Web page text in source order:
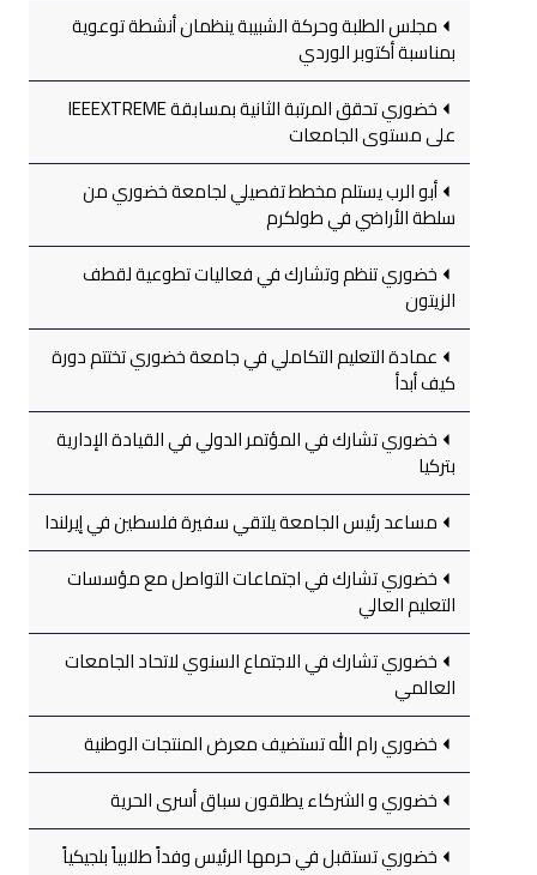
مجلس الطلبة وحركة الشبيبة ينظمان أنشطة توعوية
بمناسبة أكتوبر الوردي
خضوري تحقق المرتبة الثانية بمسابقة IEEEXTREME
على مستوى الجامعات
أبو الرب يستلم مخطط تفصيلي لجامعة خضوري من
سلطة الأراضي في طولكرم
خضوري تنظم وتشارك في فعاليات تطوعية لقطف
الزيتون
عمادة التعليم التكاملي في جامعة خضوري تختتم دورة
كيف أبدأ
خضوري تشارك في المؤتمر الدولي في القيادة الإدارية
بتركيا
مساعد رئيس الجامعة يلتقي سفيرة فلسطين في إيرلندا
خضوري تشارك في اجتماعات التواصل مع مؤسسات
التعليم العالي
خضوري تشارك في الاجتماع السنوي لاتحاد الجامعات
العالمي
خضوري رام الله تستضيف معرض المنتجات الوطنية
خضوري و الشركاء يطلقون سباق أسرى الحرية
خضوري تستقبل في حرمها الرئيس وفداً طلابياً بلجيكياً